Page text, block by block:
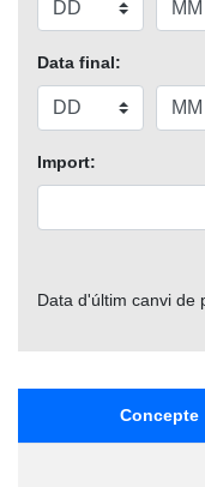
Data final:
Import:
Concepte